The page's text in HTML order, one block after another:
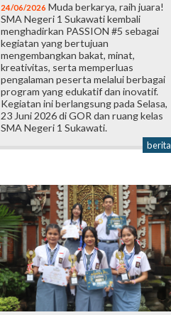
24/06/2026 Muda berkarya, raih juara!
SMA Negeri 1 Sukawati kembali
menghadirkan PASSION #5 sebagai
kegiatan yang bertujuan
mengembangkan bakat, minat,
kreativitas, serta memperluas
pengalaman peserta melalui berbagai
program yang edukatif dan inovatif.
Kegiatan ini berlangsung pada Selasa,
23 Juni 2026 di GOR dan ruang kelas
SMA Negeri 1 Sukawati.
berita